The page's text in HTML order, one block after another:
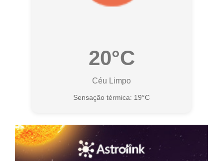
20°C
Céu Limpo
Sensação térmica: 19°C